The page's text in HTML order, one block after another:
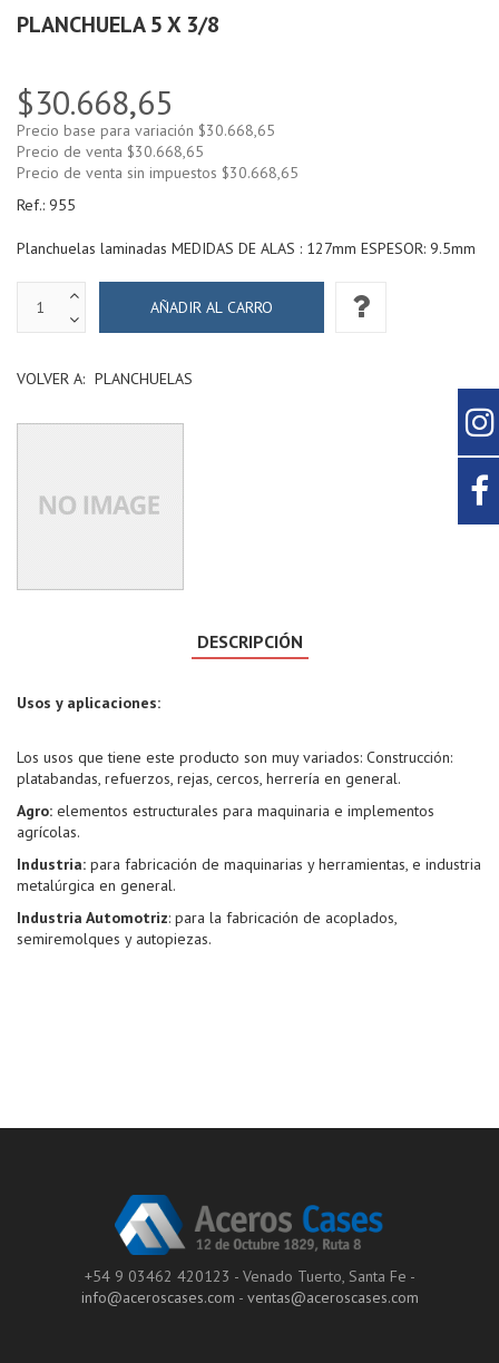
PLANCHUELA 5 X 3/8
$30.668,65
Precio base para variación $30.668,65
Precio de venta $30.668,65
Precio de venta sin impuestos $30.668,65
Ref.: 955
Planchuelas laminadas MEDIDAS DE ALAS : 127mm ESPESOR: 9.5mm
VOLVER A: PLANCHUELAS
DESCRIPCIÓN
Usos y aplicaciones:
Los usos que tiene este producto son muy variados: Construcción:
platabandas, refuerzos, rejas, cercos, herrería en general.
Agro: elementos estructurales para maquinaria e implementos
agrícolas.
Industria: para fabricación de maquinarias y herramientas, e industria
metalúrgica en general.
Industria Automotriz: para la fabricación de acoplados,
semiremolques y autopiezas.
+54 9 03462 420123 - Venado Tuerto, Santa Fe -
info@aceroscases.com - ventas@aceroscases.com